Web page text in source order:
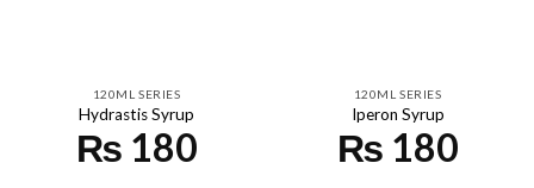
120ML SERIES
Hydrastis Syrup
₨ 180
120ML SERIES
Iperon Syrup
₨ 180